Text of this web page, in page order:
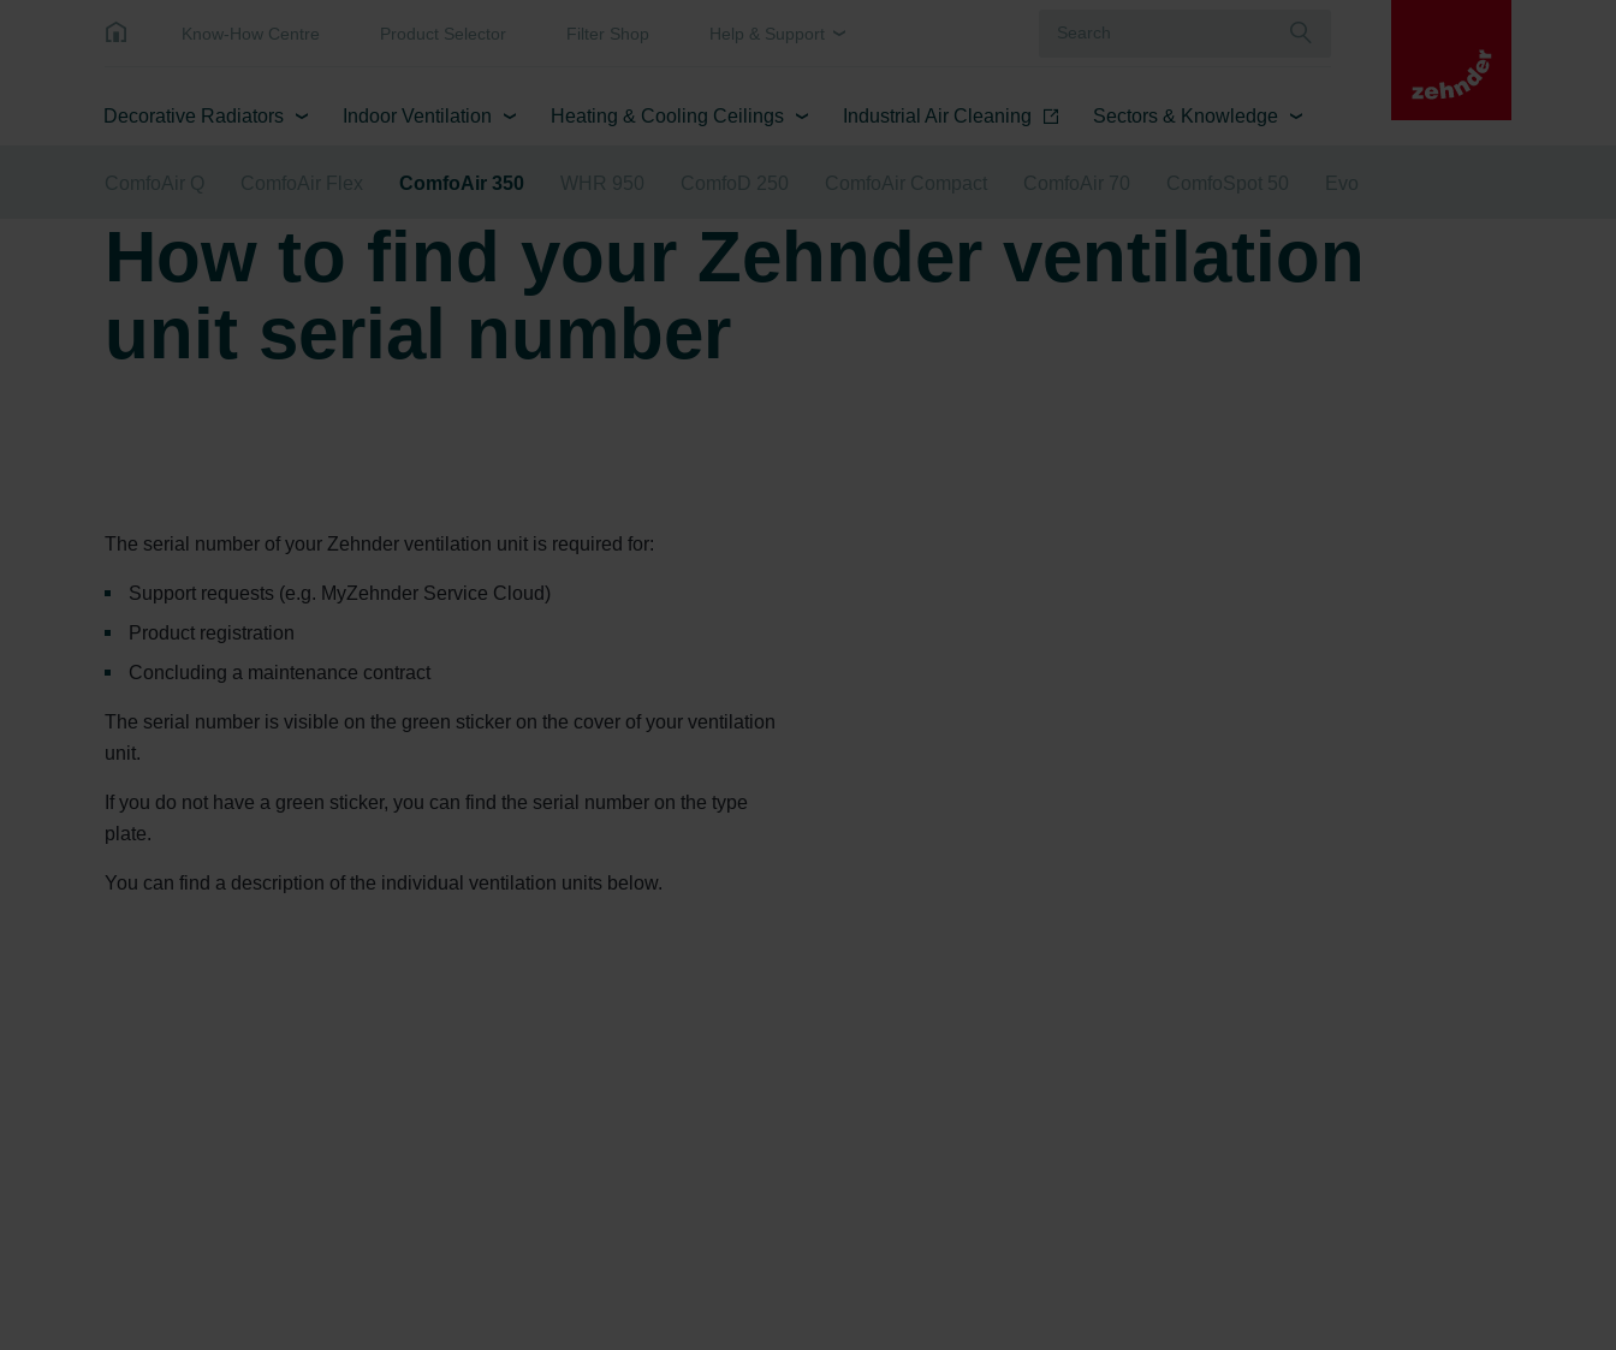
Know-How Centre Product Selector Filter Shop Help & Support
Decorative Radiators Indoor Ventilation Heating & Cooling Ceilings Industrial Air Cleaning Sectors & Knowledge
ComfoAir Q ComfoAir Flex ComfoAir 350 WHR 950 ComfoD 250 ComfoAir Compact ComfoAir 70 ComfoSpot 50 Evo
How to find your Zehnder ventilation
unit serial number
The serial number of your Zehnder ventilation unit is required for:
Support requests (e.g. MyZehnder Service Cloud)
Product registration
Concluding a maintenance contract
The serial number is visible on the green sticker on the cover of your ventilation
unit.
If you do not have a green sticker, you can find the serial number on the type
plate.
You can find a description of the individual ventilation units below.